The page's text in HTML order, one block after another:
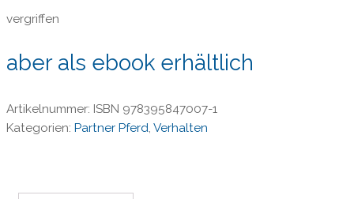
vergriffen
aber als ebook erhältlich
Artikelnummer: ISBN 978395847007-1
Kategorien: Partner Pferd, Verhalten